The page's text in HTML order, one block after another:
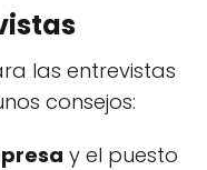
las entrevistas
consejos:
y el puesto